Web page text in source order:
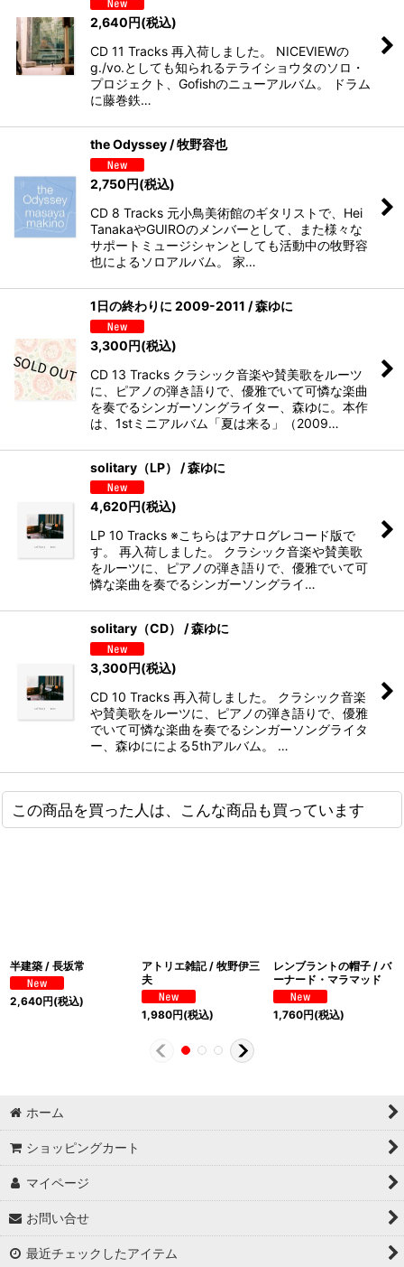
2,640円(税込)
CD 11 Tracks 再入荷しました。 NICEVIEWの
g./vo.としても知られるテライショウタのソロ・
プロジェクト、Gofishのニューアルバム。 ドラム
に藤巻鉄…
the Odyssey / 牧野容也
2,750円(税込)
CD 8 Tracks 元小鳥美術館のギタリストで、Hei
TanakaやGUIROのメンバーとして、また様々な
サポートミュージシャンとしても活動中の牧野容
也によるソロアルバム。 家…
1日の終わりに 2009-2011 / 森ゆに
3,300円(税込)
CD 13 Tracks クラシック音楽や賛美歌をルーツ
に、ピアノの弾き語りで、優雅でいて可憐な楽曲
を奏でるシンガーソングライター、森ゆに。本作
は、1stミニアルバム「夏は来る」（2009…
solitary（LP） / 森ゆに
4,620円(税込)
LP 10 Tracks ※こちらはアナログレコード版で
す。 再入荷しました。 クラシック音楽や賛美歌
をルーツに、ピアノの弾き語りで、優雅でいて可
憐な楽曲を奏でるシンガーソングライ…
solitary（CD） / 森ゆに
3,300円(税込)
CD 10 Tracks 再入荷しました。 クラシック音楽
や賛美歌をルーツに、ピアノの弾き語りで、優雅
でいて可憐な楽曲を奏でるシンガーソングライタ
ー、森ゆにによる5thアルバム。 …
この商品を買った人は、こんな商品も買っています
半建築 / 長坂常
2,640円(税込)
アトリエ雑記 / 牧野伊三
夫
1,980円(税込)
レンブラントの帽子 / バ
ーナード・マラマッド
1,760円(税込)
ホーム
ショッピングカート
マイページ
お問い合せ
最近チェックしたアイテム